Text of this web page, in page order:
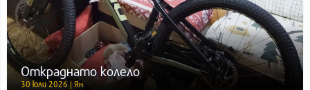
Откраднато колело
30 юли 2026 | Ян